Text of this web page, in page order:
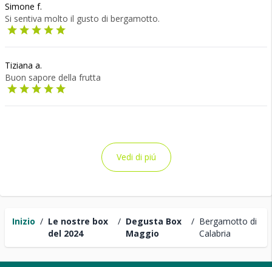
Inizio / Le nostre box
del 2024
/ Degusta Box
Maggio
/ Bergamotto di
Calabria
Simone f.
Si sentiva molto il gusto di bergamotto.
Tiziana a.
Buon sapore della frutta
Vedi di piú